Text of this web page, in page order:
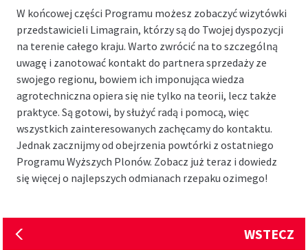
W końcowej części Programu możesz zobaczyć wizytówki
przedstawicieli Limagrain, którzy są do Twojej dyspozycji
na terenie całego kraju. Warto zwrócić na to szczególną
uwagę i zanotować kontakt do partnera sprzedaży ze
swojego regionu, bowiem ich imponująca wiedza
agrotechniczna opiera się nie tylko na teorii, lecz także
praktyce. Są gotowi, by służyć radą i pomocą, więc
wszystkich zainteresowanych zachęcamy do kontaktu.
Jednak zacznijmy od obejrzenia powtórki z ostatniego
Programu Wyższych Plonów. Zobacz już teraz i dowiedz
się więcej o najlepszych odmianach rzepaku ozimego!
WSTECZ